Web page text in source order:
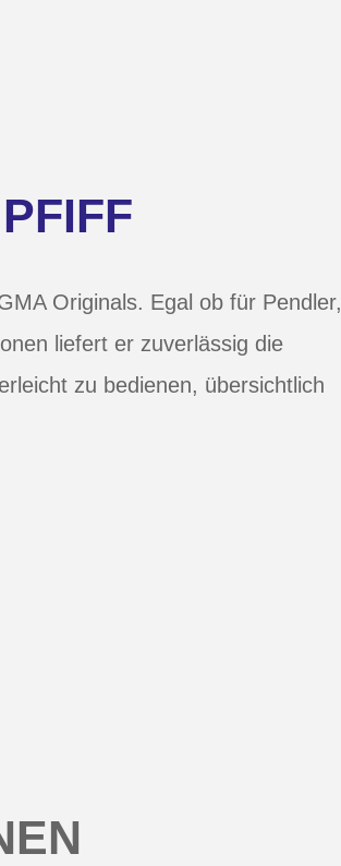
Originals. Egal ob für Pendler,
liefert er zuverlässig die
zu bedienen, übersichtlich